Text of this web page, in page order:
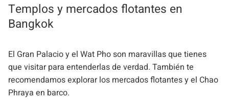
Templos y mercados flotantes en
Bangkok
El Gran Palacio y el Wat Pho son maravillas que tienes
que visitar para entenderlas de verdad. También te
recomendamos explorar los mercados flotantes y el Chao
Phraya en barco.